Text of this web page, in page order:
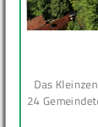
Das
24